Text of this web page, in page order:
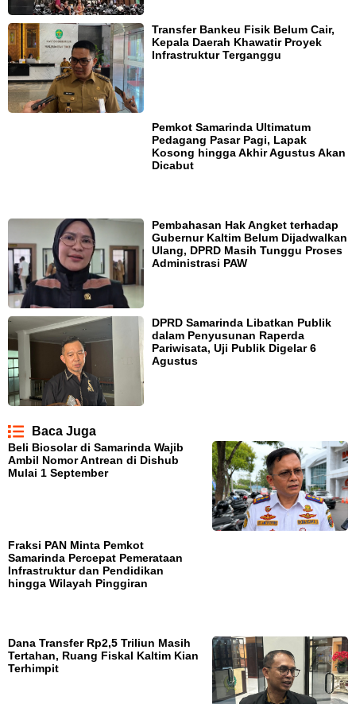
Transfer Bankeu Fisik Belum Cair,
Kepala Daerah Khawatir Proyek
Infrastruktur Terganggu
Pemkot Samarinda Ultimatum
Pedagang Pasar Pagi, Lapak
Kosong hingga Akhir Agustus Akan
Dicabut
Pembahasan Hak Angket terhadap
Gubernur Kaltim Belum Dijadwalkan
Ulang, DPRD Masih Tunggu Proses
Administrasi PAW
DPRD Samarinda Libatkan Publik
dalam Penyusunan Raperda
Pariwisata, Uji Publik Digelar 6
Agustus
Baca Juga
Beli Biosolar di Samarinda Wajib
Ambil Nomor Antrean di Dishub
Mulai 1 September
Fraksi PAN Minta Pemkot
Samarinda Percepat Pemerataan
Infrastruktur dan Pendidikan
hingga Wilayah Pinggiran
Dana Transfer Rp2,5 Triliun Masih
Tertahan, Ruang Fiskal Kaltim Kian
Terhimpit